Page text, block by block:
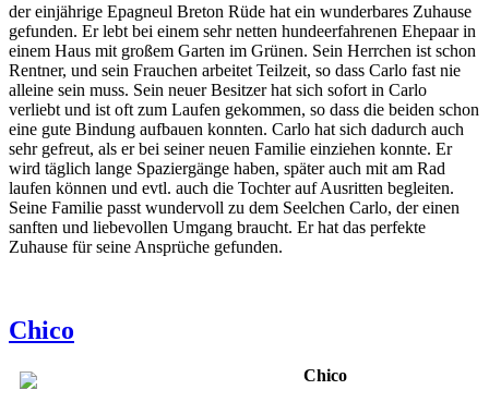
der einjährige Epagneul Breton Rüde hat ein wunderbares Zuhause
gefunden. Er lebt bei einem sehr netten hundeerfahrenen Ehepaar in
einem Haus mit großem Garten im Grünen. Sein Herrchen ist schon
Rentner, und sein Frauchen arbeitet Teilzeit, so dass Carlo fast nie
alleine sein muss. Sein neuer Besitzer hat sich sofort in Carlo
verliebt und ist oft zum Laufen gekommen, so dass die beiden schon
eine gute Bindung aufbauen konnten. Carlo hat sich dadurch auch
sehr gefreut, als er bei seiner neuen Familie einziehen konnte. Er
wird täglich lange Spaziergänge haben, später auch mit am Rad
laufen können und evtl. auch die Tochter auf Ausritten begleiten.
Seine Familie passt wundervoll zu dem Seelchen Carlo, der einen
sanften und liebevollen Umgang braucht. Er hat das perfekte
Zuhause für seine Ansprüche gefunden.
Chico
Chico